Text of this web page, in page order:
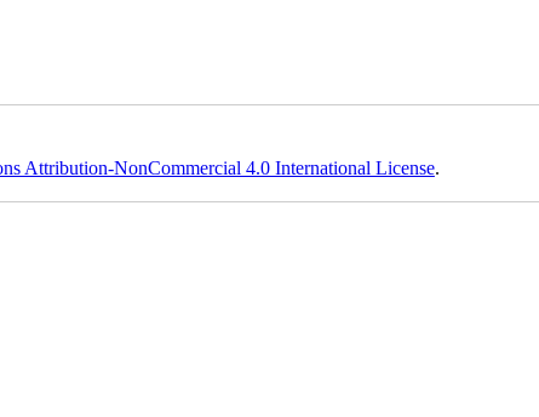
Attribution-NonCommercial 4.0 International License.